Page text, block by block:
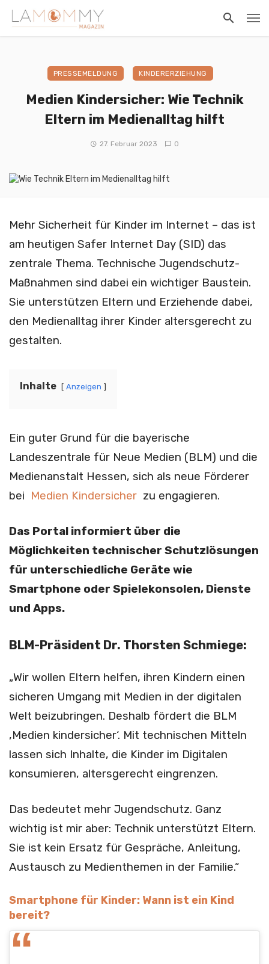
PRESSEMELDUNG KINDERERZIEHUNG
Medien Kindersicher: Wie Technik
Eltern im Medienalltag hilft
27. Februar 2023 0
Mehr Sicherheit für Kinder im Internet – das ist
am heutigen Safer Internet Day (SID) das
zentrale Thema. Technische Jugendschutz-
Maßnahmen sind dabei ein wichtiger Baustein.
Sie unterstützen Eltern und Erziehende dabei,
den Medienalltag ihrer Kinder altersgerecht zu
gestalten.
Inhalte Anzeigen
Ein guter Grund für die bayerische
Landeszentrale für Neue Medien (BLM) und die
Medienanstalt Hessen, sich als neue Förderer
bei Medien Kindersicher zu engagieren.
Das Portal informiert über die
Möglichkeiten technischer Schutzlösungen
für unterschiedliche Geräte wie
Smartphone oder Spielekonsolen, Dienste
und Apps.
BLM-Präsident Dr. Thorsten Schmiege:
„Wir wollen Eltern helfen, ihren Kindern einen
sicheren Umgang mit Medien in der digitalen
Welt beizubringen. Deshalb fördert die BLM
,Medien kindersicher‘. Mit technischen Mitteln
lassen sich Inhalte, die Kinder im Digitalen
konsumieren, altersgerecht eingrenzen.
Das bedeutet mehr Jugend­schutz. Ganz
wichtig ist mir aber: Technik unterstützt Eltern.
Sie ist kein Ersatz für Gespräche, Anleitung,
Austausch zu Medienthemen in der Familie.“
Smartphone für Kinder: Wann ist ein Kind
bereit?